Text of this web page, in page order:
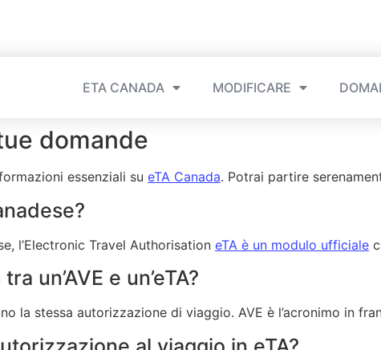
ETA CANADA MODIFICARE
domande
essenziali su eTA Canada. Potrai partire
l’Electronic Travel Authorisation eTA è un modulo ufficiale
un’AVE e un’eTA?
la stessa autorizzazione di viaggio. AVE è l’acronimo in